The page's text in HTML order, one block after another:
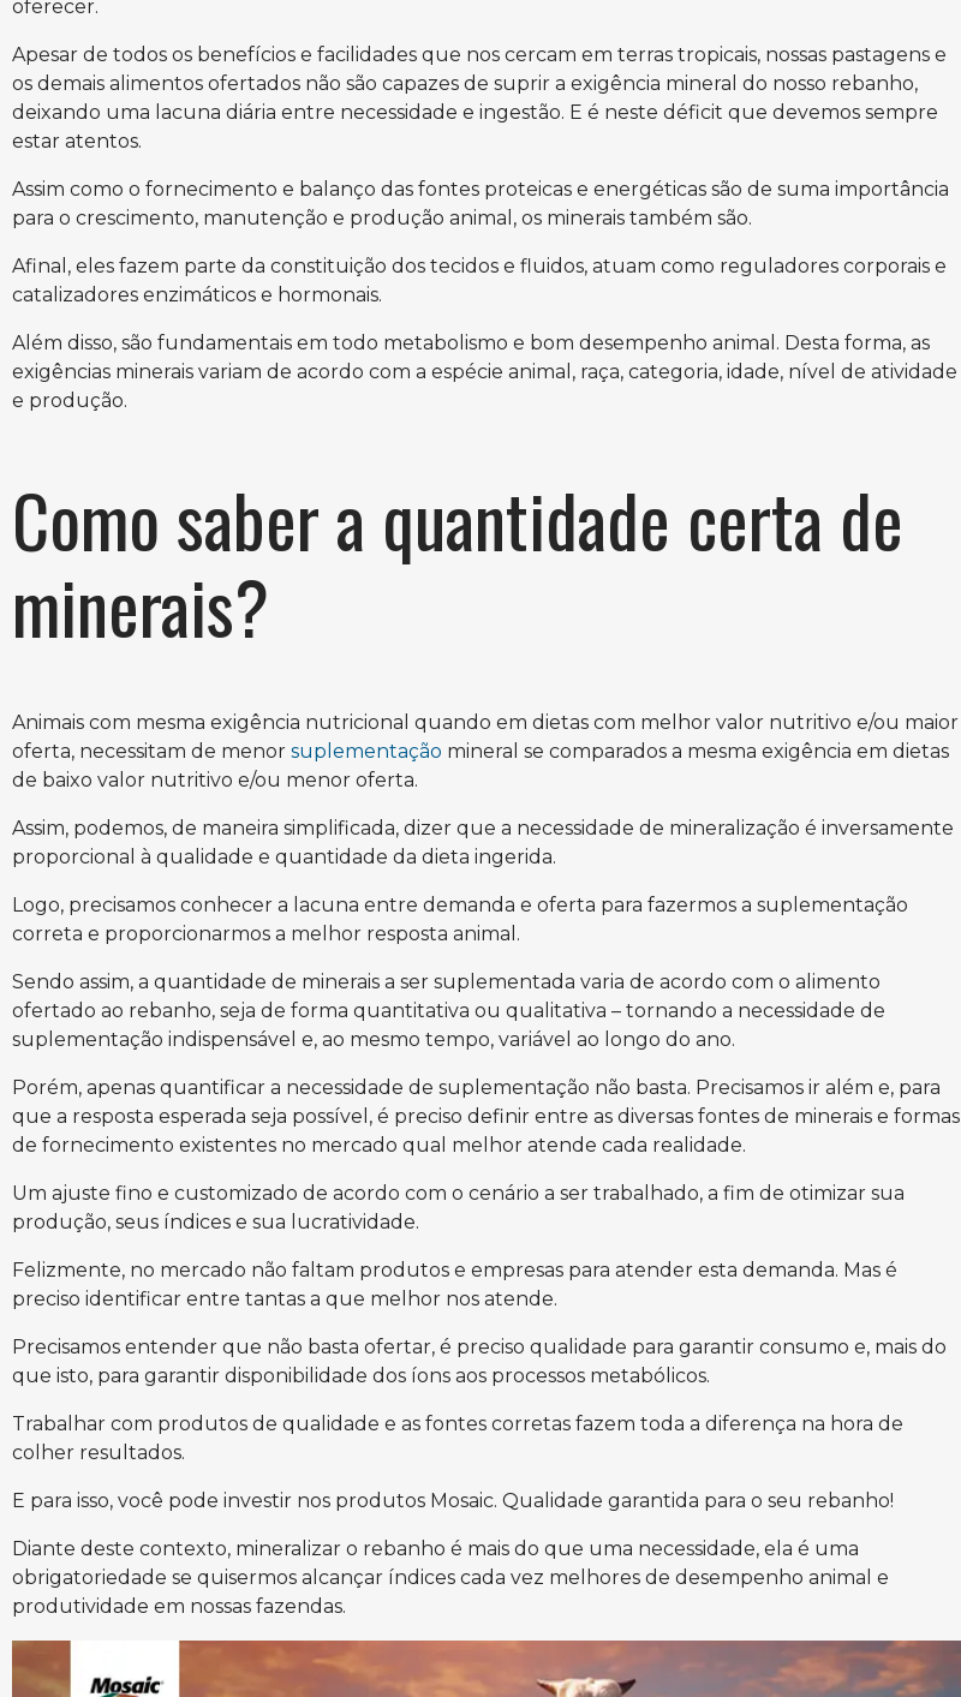
oferecer.
Apesar de todos os benefícios e facilidades que nos cercam em terras tropicais, nossas pastagens e
os demais alimentos ofertados não são capazes de suprir a exigência mineral do nosso rebanho,
deixando uma lacuna diária entre necessidade e ingestão. E é neste déficit que devemos sempre
estar atentos.
Assim como o fornecimento e balanço das fontes proteicas e energéticas são de suma importância
para o crescimento, manutenção e produção animal, os minerais também são.
Afinal, eles fazem parte da constituição dos tecidos e fluidos, atuam como reguladores corporais e
catalizadores enzimáticos e hormonais.
Além disso, são fundamentais em todo metabolismo e bom desempenho animal. Desta forma, as
exigências minerais variam de acordo com a espécie animal, raça, categoria, idade, nível de atividade
e produção.
Como saber a quantidade certa de
minerais?
Animais com mesma exigência nutricional quando em dietas com melhor valor nutritivo e/ou maior
oferta, necessitam de menor suplementação mineral se comparados a mesma exigência em dietas
de baixo valor nutritivo e/ou menor oferta.
Assim, podemos, de maneira simplificada, dizer que a necessidade de mineralização é inversamente
proporcional à qualidade e quantidade da dieta ingerida.
Logo, precisamos conhecer a lacuna entre demanda e oferta para fazermos a suplementação
correta e proporcionarmos a melhor resposta animal.
Sendo assim, a quantidade de minerais a ser suplementada varia de acordo com o alimento
ofertado ao rebanho, seja de forma quantitativa ou qualitativa – tornando a necessidade de
suplementação indispensável e, ao mesmo tempo, variável ao longo do ano.
Porém, apenas quantificar a necessidade de suplementação não basta. Precisamos ir além e, para
que a resposta esperada seja possível, é preciso definir entre as diversas fontes de minerais e formas
de fornecimento existentes no mercado qual melhor atende cada realidade.
Um ajuste fino e customizado de acordo com o cenário a ser trabalhado, a fim de otimizar sua
produção, seus índices e sua lucratividade.
Felizmente, no mercado não faltam produtos e empresas para atender esta demanda. Mas é
preciso identificar entre tantas a que melhor nos atende.
Precisamos entender que não basta ofertar, é preciso qualidade para garantir consumo e, mais do
que isto, para garantir disponibilidade dos íons aos processos metabólicos.
Trabalhar com produtos de qualidade e as fontes corretas fazem toda a diferença na hora de
colher resultados.
E para isso, você pode investir nos produtos Mosaic. Qualidade garantida para o seu rebanho!
Diante deste contexto, mineralizar o rebanho é mais do que uma necessidade, ela é uma
obrigatoriedade se quisermos alcançar índices cada vez melhores de desempenho animal e
produtividade em nossas fazendas.